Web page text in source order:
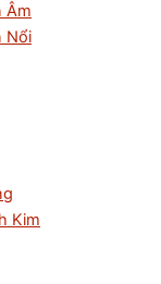
Âm
Nổi
Kim